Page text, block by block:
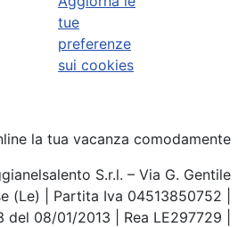
tue
preferenze
sui cookies
S.r.l. – Via G. Gentile
(Le) | Partita Iva 04513850752 |
08/01/2013 | Rea LE297729 |